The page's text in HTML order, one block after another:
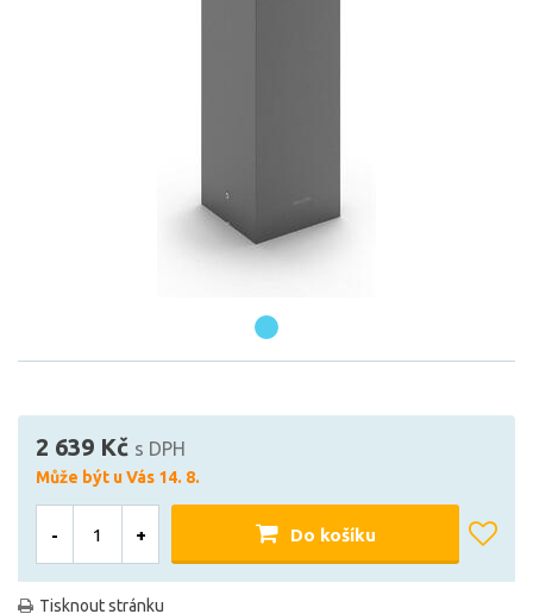
2 639 Kč s DPH
Může být u Vás 14. 8.
- + Do košíku
Tisknout stránku